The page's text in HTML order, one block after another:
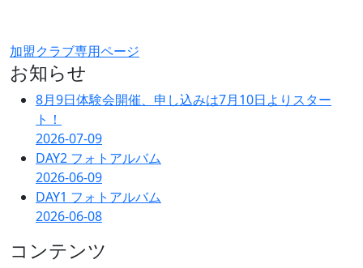
加盟クラブ専用ページ
お知らせ
8月9日体験会開催、申し込みは7月10日よりスター
ト！
2026-07-09
DAY2 フォトアルバム
2026-06-09
DAY1 フォトアルバム
2026-06-08
コンテンツ